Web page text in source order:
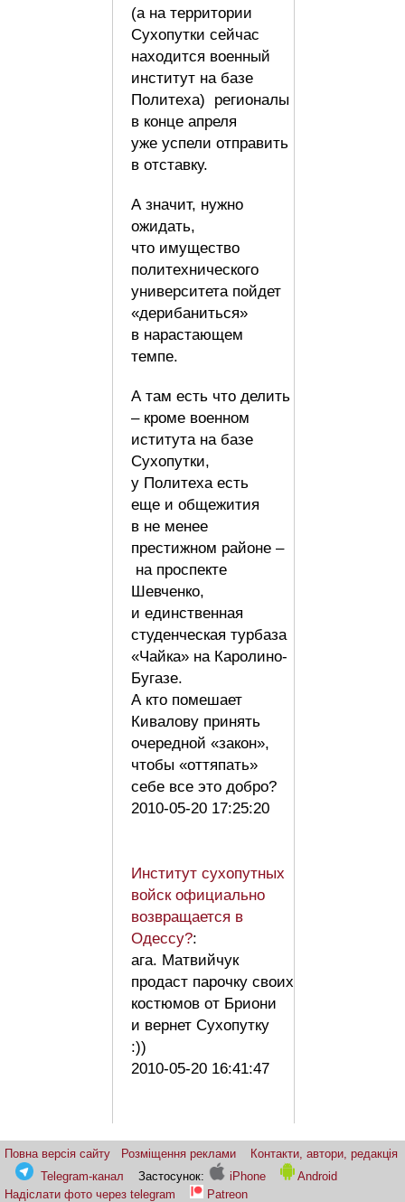
(а на территории
Сухопутки сейчас
находится военный
институт на базе
Политеха) регионалы
в конце апреля
уже успели отправить
в отставку.
А значит, нужно
ожидать,
что имущество
политехнического
университета пойдет
«дерибаниться»
в нарастающем
темпе.
А там есть что делить
– кроме военном
иститута на базе
Сухопутки,
у Политеха есть
еще и общежития
в не менее
престижном районе –
на проспекте
Шевченко,
и единственная
студенческая турбаза
«Чайка» на Каролино-
Бугазе.
А кто помешает
Кивалову принять
очередной «закон»,
чтобы «оттяпать»
себе все это добро?
2010-05-20 17:25:20
Институт сухопутных
войск официально
возвращается в
Одессу?:
ага. Матвийчук
продаст парочку своих
костюмов от Бриони
и вернет Сухопутку
:))
2010-05-20 16:41:47
Повна версія сайту Розміщення реклами
Контакти, автори, редакція
Telegram-канал
Застосунок: iPhone
Android
Надіслати фото через telegram
Patreon